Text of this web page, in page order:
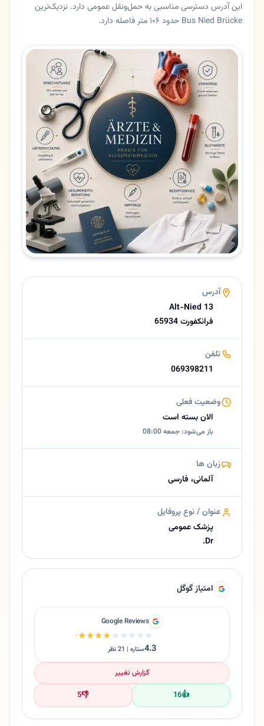
این آدرس دسترسی مناسبی به حمل‌ونقل عمومی دارد. نزدیک‌ترین
Bus Nied Brücke حدود ۱۰۶ متر فاصله دارد.
پزشک عمومی دکتر متین صفی در فرانکفورت، هسن. 🇮🇷 دکتر متین صفی - پزشک عمومی و خانواده در فرانکفورت 🟡 خلاصه کوتاهدکتر متین صفی پزشک عمومی با تجربه در فرانکفورت (کد 65934) است که خدمات کامل پزشکی برای کودکان، بزرگسالان و سالمندان ارائه
Alt-Nied 13
کد پستی
65934
تلفن
069398211
زبان ها
آلمانی، فارسی
امتیاز
4.3 (21 نظر از Google)
ساعات کاری امروز
بسته است
درباره متین صفی
آدرس
Alt-Nied 13
65934 فرانکفورت
تلفن
069398211
وضعیت فعلی
الان بسته است
باز می‌شود: جمعه 08:00
زبان ها
آلمانی، فارسی
عنوان / نوع پروفایل
پزشک عمومی
Dr.
امتیاز گوگل
Google Reviews
★★★★★
★★★★★
4.3ستاره | 21 نظر
گزارش تغییر
👍
16
👎
5